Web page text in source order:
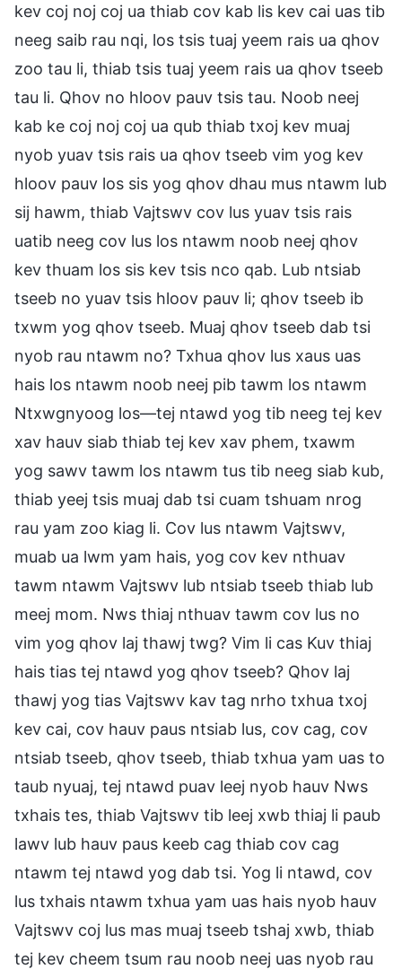
kev coj noj coj ua thiab cov kab lis kev cai uas tib
neeg saib rau nqi, los tsis tuaj yeem rais ua qhov
zoo tau li, thiab tsis tuaj yeem rais ua qhov tseeb
tau li. Qhov no hloov pauv tsis tau. Noob neej
kab ke coj noj coj ua qub thiab txoj kev muaj
nyob yuav tsis rais ua qhov tseeb vim yog kev
hloov pauv los sis yog qhov dhau mus ntawm lub
sij hawm, thiab Vajtswv cov lus yuav tsis rais
uatib neeg cov lus los ntawm noob neej qhov
kev thuam los sis kev tsis nco qab. Lub ntsiab
tseeb no yuav tsis hloov pauv li; qhov tseeb ib
txwm yog qhov tseeb. Muaj qhov tseeb dab tsi
nyob rau ntawm no? Txhua qhov lus xaus uas
hais los ntawm noob neej pib tawm los ntawm
Ntxwgnyoog los—tej ntawd yog tib neeg tej kev
xav hauv siab thiab tej kev xav phem, txawm
yog sawv tawm los ntawm tus tib neeg siab kub,
thiab yeej tsis muaj dab tsi cuam tshuam nrog
rau yam zoo kiag li. Cov lus ntawm Vajtswv,
muab ua lwm yam hais, yog cov kev nthuav
tawm ntawm Vajtswv lub ntsiab tseeb thiab lub
meej mom. Nws thiaj nthuav tawm cov lus no
vim yog qhov laj thawj twg? Vim li cas Kuv thiaj
hais tias tej ntawd yog qhov tseeb? Qhov laj
thawj yog tias Vajtswv kav tag nrho txhua txoj
kev cai, cov hauv paus ntsiab lus, cov cag, cov
ntsiab tseeb, qhov tseeb, thiab txhua yam uas to
taub nyuaj, tej ntawd puav leej nyob hauv Nws
txhais tes, thiab Vajtswv tib leej xwb thiaj li paub
lawv lub hauv paus keeb cag thiab cov cag
ntawm tej ntawd yog dab tsi. Yog li ntawd, cov
lus txhais ntawm txhua yam uas hais nyob hauv
Vajtswv coj lus mas muaj tseeb tshaj xwb, thiab
tej kev cheem tsum rau noob neej uas nyob rau